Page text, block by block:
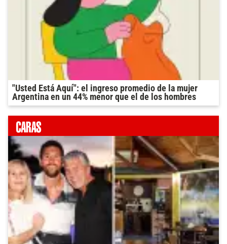
"Usted Está Aquí": el ingreso promedio de la mujer
Argentina en un 44% menor que el de los hombres